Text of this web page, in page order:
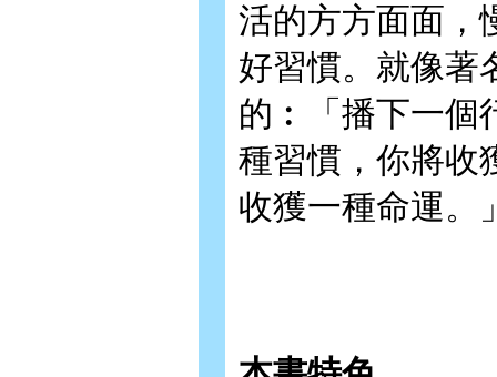
活的方方面面，
好習慣。就像著
的︰「播下一個
種習慣，你將收
收獲一種命運。